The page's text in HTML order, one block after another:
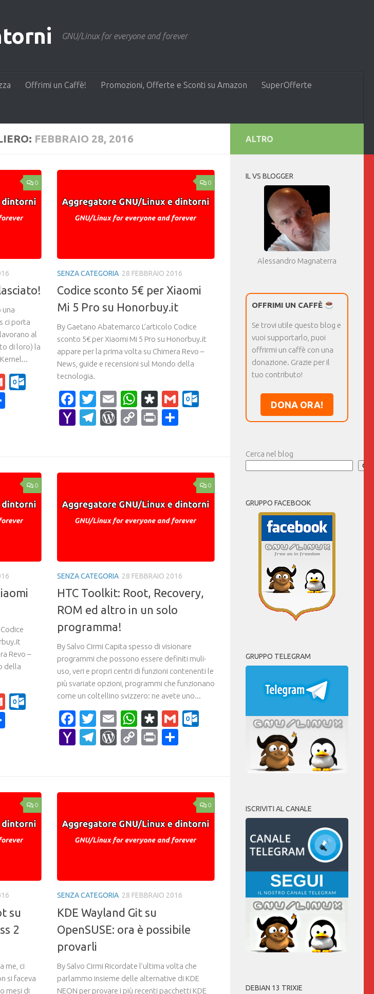
GNU/Linux for everyone and forever
Offrimi un Caffè! Promozioni, Offerte e Sconti su Amazon SuperOfferte
FEBBRAIO 28, 2016
0
una
ci porta
al
di loro) la
GmailOutlook.com
Condividi
0
SENZA CATEGORIA 28 FEBBRAIO 2016
Codice sconto 5€ per Xiaomi
Mi 5 Pro su Honorbuy.it
By Gaetano Abatemarco L’articolo Codice
sconto 5€ per Xiaomi Mi 5 Pro su Honorbuy.it
appare per la prima volta su Chimera Revo –
News, guide e recensioni sul Mondo della
tecnologia.
Facebook
Twitter
EmailWhatsApp
Diaspora
GmailOutlook.com
YahooTelegram
WordPress
CopyPrint
0
Revo –
della
GmailOutlook.com
Condividi
0
SENZA CATEGORIA 28 FEBBRAIO 2016
HTC Toolkit: Root, Recovery,
ROM ed altro in un solo
programma!
By Salvo Cirmi Capita spesso di visionare
programmi che possono essere definiti muli-
uso, veri e propri centri di funzioni contenenti le
più svariate opzioni, programmi che funzionano
come un coltellino svizzero: ne avete uno...
Facebook
Twitter
EmailWhatsApp
Diaspora
GmailOutlook.com
YahooTelegram
WordPress
CopyPrint
0
su
2
me, ci
si faceva
mesi di
0
SENZA CATEGORIA 28 FEBBRAIO 2016
KDE Wayland Git su
OpenSUSE: ora è possibile
provarli
By Salvo Cirmi Ricordate l’ultima volta che
parlammo insieme delle alternative di KDE
NEON per provare i più recenti pacchetti KDE
ALTRO
IL VS BLOGGER
Alessandro Magnaterra
OFFRIMI UN CAFFÈ
Se trovi utile questo blog e
vuoi supportarlo, puoi
offrirmi un caffè con una
donazione. Grazie per il
tuo contributo!
DONA ORA!
Cerca nel blog
GRUPPO FACEBOOK
GRUPPO TELEGRAM
ISCRIVITI AL CANALE
DEBIAN 13 TRIXIE